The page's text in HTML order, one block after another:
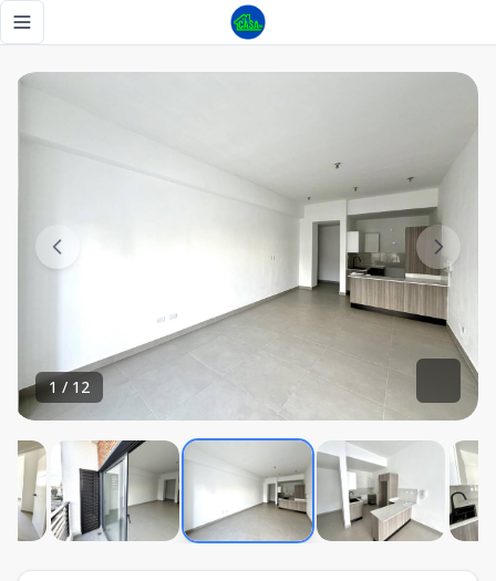
Toggle navigation menu
1 / 12
Apartamento en Venta Ensanche Naco - Tu Casa RD